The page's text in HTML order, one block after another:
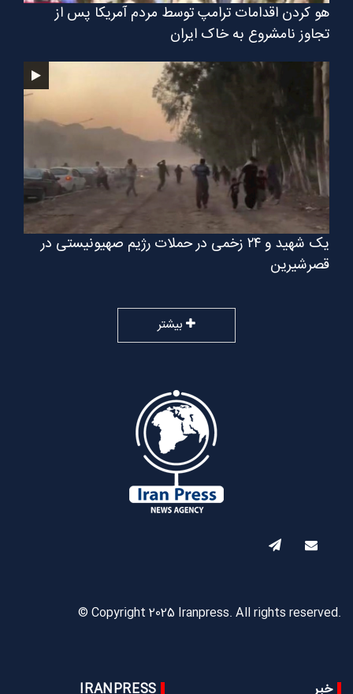
هو کردن اقدامات ترامپ توسط مردم آمریکا پس از
تجاوز نامشروع به خاک ایران
یک شهید و ۲۴ زخمی در حملات رژیم صهیونیستی در
قصرشیرین
بیشتر
© Copyright 2025 Iranpress. All rights reserved.